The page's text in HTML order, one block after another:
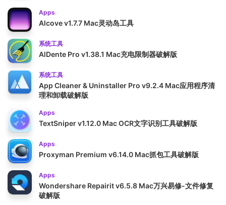
Apps
Alcove v1.7.7 Mac灵动岛工具
系统工具
AlDente Pro v1.38.1 Mac充电限制器破解版
系统工具
App Cleaner & Uninstaller Pro v9.2.4 Mac应用程序清
理和卸载破解版
Apps
TextSniper v1.12.0 Mac OCR文字识别工具破解版
Apps
Proxyman Premium v6.14.0 Mac抓包工具破解版
Apps
Wondershare Repairit v6.5.8 Mac万兴易修-文件修复
破解版